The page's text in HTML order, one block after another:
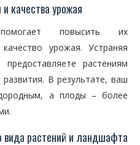
качества урожая
повысить их
урожая. Устраняя
растениям
В результате, ваш
а плоды – более
вида растений и ландшафта